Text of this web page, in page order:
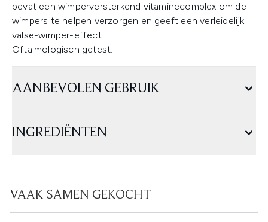
bevat een wimperversterkend vitaminecomplex om de
wimpers te helpen verzorgen en geeft een verleidelijk
valse-wimper-effect.
Oftalmologisch getest.
AANBEVOLEN GEBRUIK
INGREDIËNTEN
VAAK SAMEN GEKOCHT